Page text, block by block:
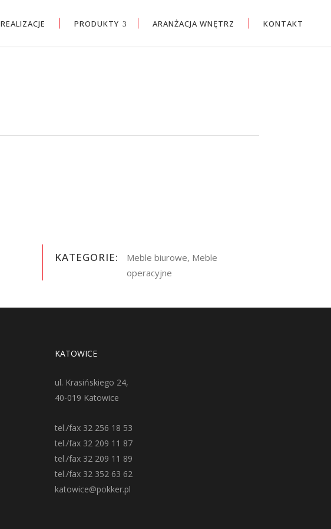
REALIZACJE PRODUKTY ARANŻACJA WNĘTRZ KONTAKT
KATEGORIE:
Meble biurowe, Meble
operacyjne
KATOWICE
ul. Krasińskiego 24,
40-019 Katowice
tel./fax 32 256 18 53
tel./fax 32 209 11 87
tel./fax 32 209 11 89
tel./fax 32 352 63 62
katowice@pokker.pl